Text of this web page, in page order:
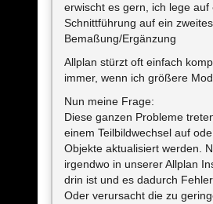
erwischt es gern, ich lege auf
Schnittführung auf ein
Bemaßung/Ergänzung
Allplan stürzt oft einfach
immer, wenn ich größere
Nun meine Frage:
Diese ganzen Probleme
einem Teilbildwechsel auf
Objekte aktualisiert werden.
irgendwo in unserer Allplan
drin ist und es dadurch
Oder verursacht die zu